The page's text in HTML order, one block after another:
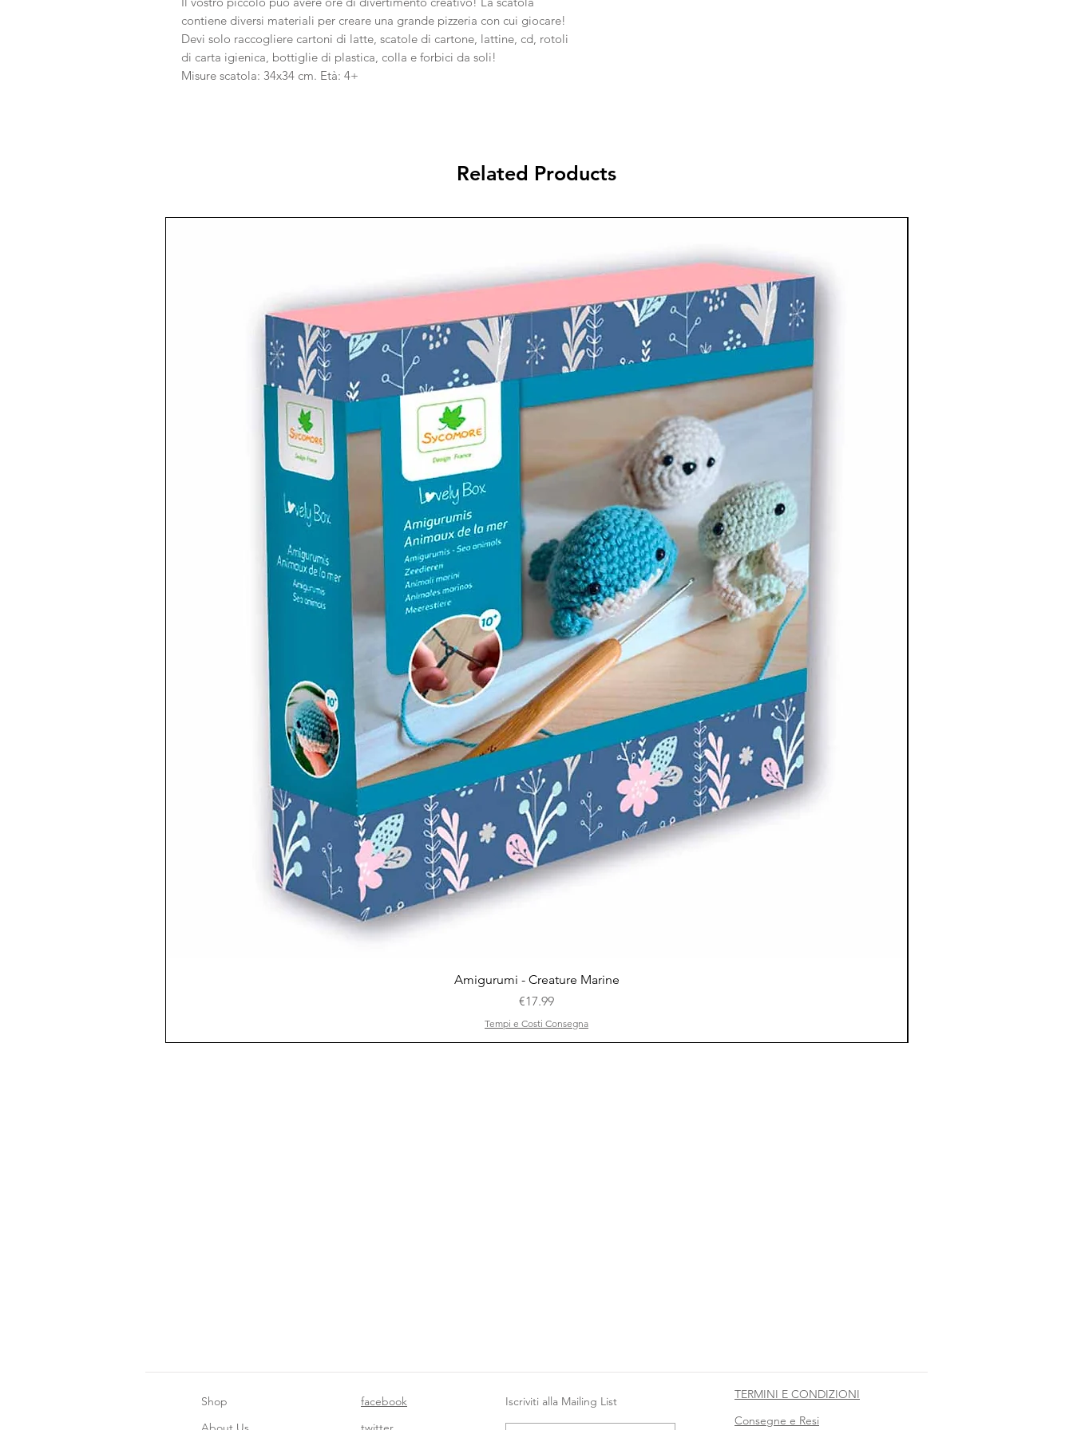
contiene diversi materiali per creare una grande pizzeria con cui giocare!
Devi solo raccogliere cartoni di latte, scatole di cartone, lattine, cd, rotoli
di carta igienica, bottiglie di plastica, colla e forbici da soli!
Misure scatola: 34x34 cm. Età: 4+
Related Products
Quick View
Amigurumi - Creature Marine
Price
€17.99
Tempi e Costi Consegna
Shop
facebook
Iscriviti alla Mailing List
TERMINI E CONDIZIONI
Consegne e Resi